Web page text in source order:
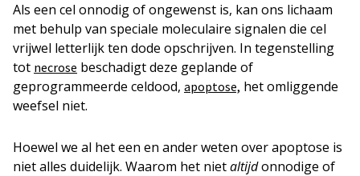
Als een cel onnodig of ongewenst is, kan ons lichaam
met behulp van speciale moleculaire signalen die cel
vrijwel letterlijk ten dode opschrijven. In tegenstelling
tot necrose beschadigt deze geplande of
geprogrammeerde celdood, apoptose, het omliggende
weefsel niet.
Hoewel we al het een en ander weten over apoptose is
niet alles duidelijk. Waarom het nietaltijdonnodige of